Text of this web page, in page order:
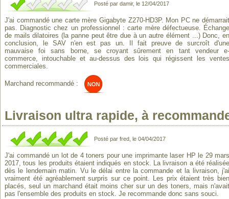
Posté par damir, le 12/04/2017
J'ai commandé une carte mère Gigabyte Z270-HD3P. Mon PC ne démarrait
pas. Diagnostic chez un professionnel : carte mère défectueuse. Échange
de mails dilatoires (la panne peut être due à un autre élément ...) Donc, en
conclusion, le SAV n'en est pas un. Il fait preuve de surcroît d'une
mauvaise foi sans borne, se croyant sûrement en tant vendeur e-
commerce, intouchable et au-dessus des lois qui régissent les ventes
commerciales.
Marchand recommandé :
Livraison ultra rapide, à
Posté par fred, le 04/04/2017
J'ai commandé un lot de 4 toners pour une imprimante laser HP le 29 mars
2017, tous les produits étaient indiqués en stock. La livraison a été réalisée
dès le lendemain matin. Vu le délai entre la commande et la livraison, j'ai
vraiment été agréablement surpris sur ce point. Les prix étaient très bien
placés, seul un marchand était moins cher sur un des toners, mais n'avait
pas l'ensemble des produits en stock. Je recommande donc sans souci.